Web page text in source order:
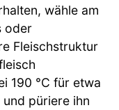
wähle am
oder
Fleischstruktur
190 °C für etwa
püriere ihn